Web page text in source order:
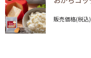
販売価格(税込